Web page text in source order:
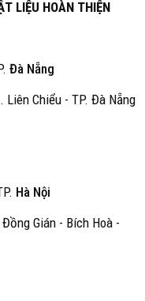
LIỆU HOÀN THIỆN
Đà Nẵng
Liên Chiểu - TP. Đà Nẵng
Hà Nội
Gián - Bích Hoà -